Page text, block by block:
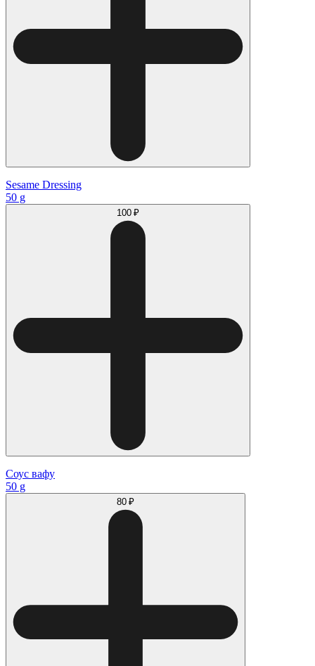
Sesame Dressing
50 g
100 ₽
Соус вафу
50 g
80 ₽